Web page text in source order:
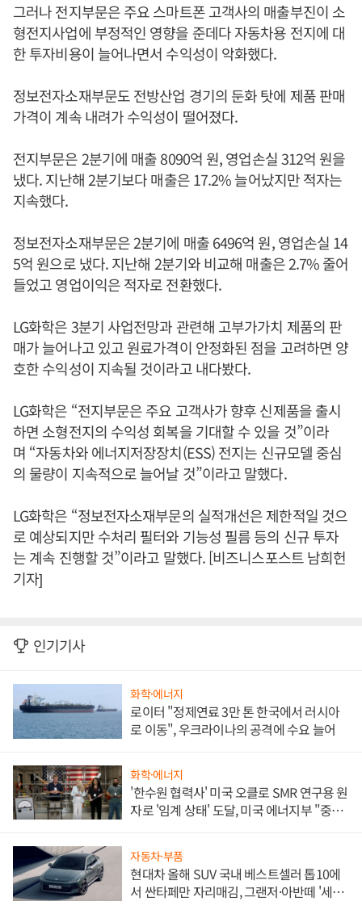
그러나 전지부문은 주요 스마트폰 고객사의 매출부진이 소
형전지사업에 부정적인 영향을 준데다 자동차용 전지에 대
한 투자비용이 늘어나면서 수익성이 악화했다.
정보전자소재부문도 전방산업 경기의 둔화 탓에 제품 판매
가격이 계속 내려가 수익성이 떨어졌다.
전지부문은 2분기에 매출 8090억 원, 영업손실 312억 원을
냈다. 지난해 2분기보다 매출은 17.2% 늘어났지만 적자는
지속했다.
정보전자소재부문은 2분기에 매출 6496억 원, 영업손실 14
5억 원으로 냈다. 지난해 2분기와 비교해 매출은 2.7% 줄어
들었고 영업이익은 적자로 전환했다.
LG화학은 3분기 사업전망과 관련해 고부가가치 제품의 판
매가 늘어나고 있고 원료가격이 안정화된 점을 고려하면 양
호한 수익성이 지속될 것이라고 내다봤다.
LG화학은 “전지부문은 주요 고객사가 향후 신제품을 출시
하면 소형전지의 수익성 회복을 기대할 수 있을 것”이라
며 “자동차와 에너지저장장치(ESS) 전지는 신규모델 중심
의 물량이 지속적으로 늘어날 것”이라고 말했다.
LG화학은 “정보전자소재부문의 실적개선은 제한적일 것으
로 예상되지만 수처리 필터와 기능성 필름 등의 신규 투자
는 계속 진행할 것”이라고 말했다. [비즈니스포스트 남희헌
기자]
인기기사
화학·에너지
로이터 "정제연료 3만 톤 한국에서 러시아
로 이동", 우크라이나의 공격에 수요 늘어
화학·에너지
'한수원 협력사' 미국 오클로 SMR 연구용 원
자로 '임계 상태' 도달, 미국 에너지부 "중요
자동차·부품
현대차 올해 SUV 국내 베스트셀러 톱10에
서 싼타페만 자리매김, 그랜저·아반떼 '세단